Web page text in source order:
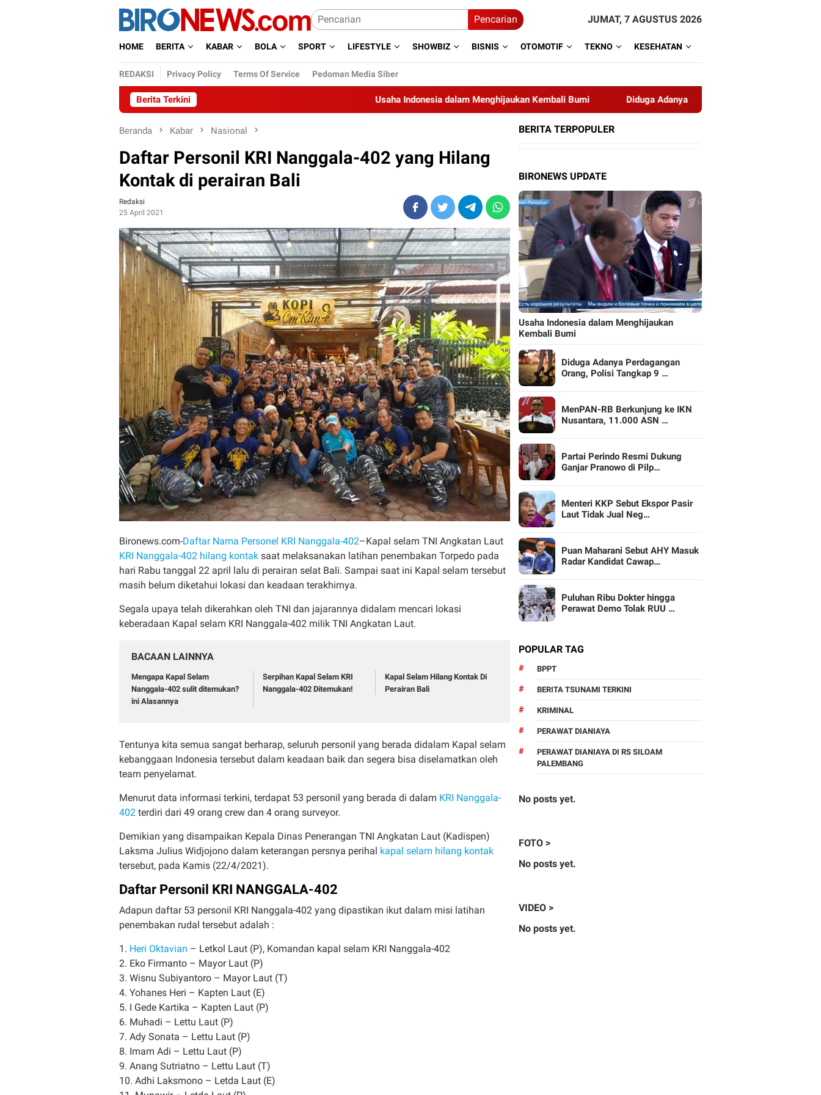
Pencarian JUMAT, 7 AGUSTUS 2026
HOME BERITA KABAR BOLA SPORT LIFESTYLE SHOWBIZ BISNIS OTOMOTIF TEKNO KESEHATAN
REDAKSI Privacy Policy Terms Of Service Pedoman Media Siber
Berita Terkini Usaha Indonesia dalam Menghijaukan Kembali Bumi Diduga Adanya Perdagangan Orang, Polisi Tangkap 9 PSK di
Beranda Kabar Nasional
Daftar Personil KRI Nanggala-402 yang Hilang
Kontak di perairan Bali
Redaksi
25 April 2021
Bironews.com-Daftar Nama Personel KRI Nanggala-402–Kapal selam TNI Angkatan Laut
KRI Nanggala-402 hilang kontak saat melaksanakan latihan penembakan Torpedo pada
hari Rabu tanggal 22 april lalu di perairan selat Bali. Sampai saat ini Kapal selam tersebut
masih belum diketahui lokasi dan keadaan terakhirnya.
Segala upaya telah dikerahkan oleh TNI dan jajarannya didalam mencari lokasi
keberadaan Kapal selam KRI Nanggala-402 milik TNI Angkatan Laut.
BACAAN LAINNYA
Mengapa Kapal Selam
Nanggala-402 sulit ditemukan?
ini Alasannya
Serpihan Kapal Selam KRI
Nanggala-402 Ditemukan!
Kapal Selam Hilang Kontak Di
Perairan Bali
Tentunya kita semua sangat berharap, seluruh personil yang berada didalam Kapal selam
kebanggaan Indonesia tersebut dalam keadaan baik dan segera bisa diselamatkan oleh
team penyelamat.
Menurut data informasi terkini, terdapat 53 personil yang berada di dalam KRI Nanggala-
402 terdiri dari 49 orang crew dan 4 orang surveyor.
Demikian yang disampaikan Kepala Dinas Penerangan TNI Angkatan Laut (Kadispen)
Laksma Julius Widjojono dalam keterangan persnya perihal kapal selam hilang kontak
tersebut, pada Kamis (22/4/2021).
Daftar Personil KRI NANGGALA-402
Adapun daftar 53 personil KRI Nanggala-402 yang dipastikan ikut dalam misi latihan
penembakan rudal tersebut adalah :
1. Heri Oktavian – Letkol Laut (P), Komandan kapal selam KRI Nanggala-402
2. Eko Firmanto – Mayor Laut (P)
3. Wisnu Subiyantoro – Mayor Laut (T)
4. Yohanes Heri – Kapten Laut (E)
5. I Gede Kartika – Kapten Laut (P)
6. Muhadi – Lettu Laut (P)
7. Ady Sonata – Lettu Laut (P)
8. Imam Adi – Lettu Laut (P)
9. Anang Sutriatno – Lettu Laut (T)
10. Adhi Laksmono – Letda Laut (E)
BERITA TERPOPULER
BIRONEWS UPDATE
Usaha Indonesia dalam Menghijaukan
Kembali Bumi
Diduga Adanya Perdagangan
Orang, Polisi Tangkap 9 …
MenPAN-RB Berkunjung ke IKN
Nusantara, 11.000 ASN …
Partai Perindo Resmi Dukung
Ganjar Pranowo di Pilp…
Menteri KKP Sebut Ekspor Pasir
Laut Tidak Jual Neg…
Puan Maharani Sebut AHY Masuk
Radar Kandidat Cawap…
Puluhan Ribu Dokter hingga
Perawat Demo Tolak RUU …
POPULAR TAG
BPPT
BERITA TSUNAMI TERKINI
KRIMINAL
PERAWAT DIANIAYA
PERAWAT DIANIAYA DI RS SILOAM
PALEMBANG
No posts yet.
FOTO >
No posts yet.
VIDEO >
No posts yet.